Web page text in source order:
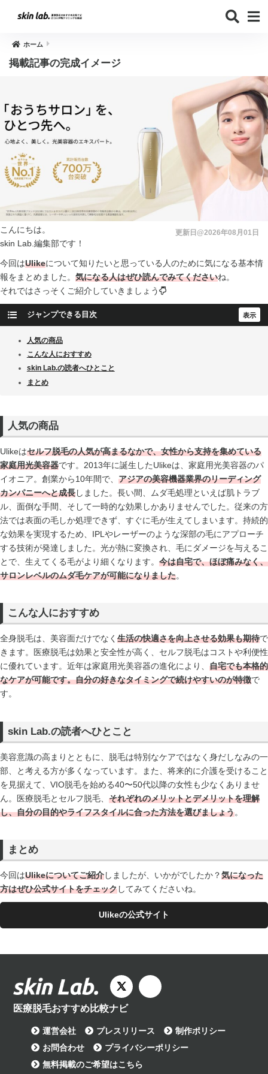
ホーム
掲載記事の完成イメージ
更新日@2026年08月01日
こんにちは。
skin Lab.編集部です！
今回はUlikeについて知りたいと思っている人のために気になる基本情
報をまとめました。 気になる人はぜひ読んでみてくださいね。
それではさっそくご紹介していきましょう
ジャンプできる目次
人気の商品
こんな人におすすめ
skin Lab.の読者へひとこと
まとめ
人気の商品
Ulikeはセルフ脱毛の人気が高まるなかで、女性から支持を集めている
家庭用光美容器です。2013年に誕生したUlikeは、家庭用光美容器のパ
イオニア。創業から10年間で、 アジアの美容機器業界のリーディング
カンパニーへと成長しました。長い間、ムダ毛処理といえば肌トラブ
ル、面倒な手間、そして一時的な効果しかありませんでした。従来の方
法では表面の毛しか処理できず、すぐに毛が生えてしまいます。持続的
な効果を実現するため、IPLやレーザーのような深部の毛にアプローチ
する技術が発達しました。光が熱に変換され、毛にダメージを与えるこ
とで、生えてくる毛がより細くなります。 今は自宅で、ほぼ痛みなく、
サロンレベルのムダ毛ケアが可能になりました。
こんな人におすすめ
全身脱毛は、美容面だけでなく 生活の快適さを向上させる効果も期待で
きます。医療脱毛は効果と安全性が高く、セルフ脱毛はコストや利便性
に優れています。近年は家庭用光美容器の進化により、 自宅でも本格的
なケアが可能です。自分の好きなタイミングで続けやすいのが特徴で
す。
skin Lab.の読者へひとこと
美容意識の高まりとともに、脱毛は特別なケアではなく身だしなみの一
部、と考える方が多くなっています。また、将来的に介護を受けること
を見据えて、VIO脱毛を始める40〜50代以降の女性も少なくありませ
ん。医療脱毛とセルフ脱毛、 それぞれのメリットとデメリットを理解
し、自分の目的やライフスタイルに合った方法を選びましょう。
まとめ
今回はUlikeについてご紹介しましたが、いかがでしたか？気になった
方はぜひ公式サイトをチェックしてみてくださいね。
Ulikeの公式サイト
医療脱毛おすすめ比較ナビ
運営会社 プレスリリース
制作ポリシー
お問合わせ
プライバシーポリシー
無料掲載のご希望はこちら